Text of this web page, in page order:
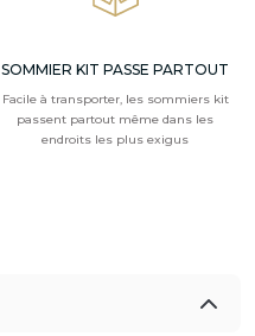
SOMMIER KIT PASSE PARTOUT
Facile à transporter, les sommiers kit
passent partout même dans les
endroits les plus exigus